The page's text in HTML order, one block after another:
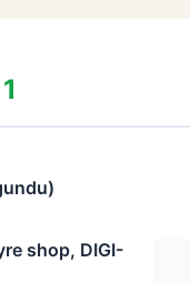
shop, DIGI-